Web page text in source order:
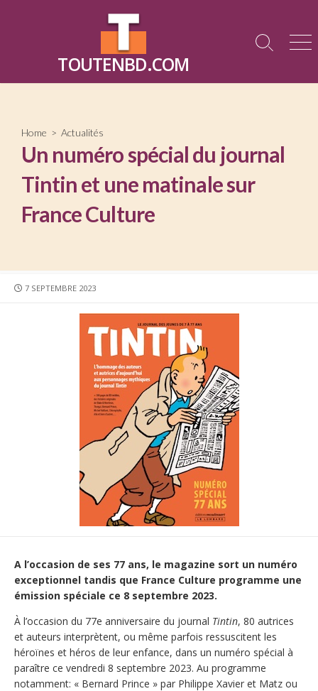
TOUTENBD.COM
Search
Home > Actualités
Un numéro spécial du journal
Tintin et une matinale sur
France Culture
PUBLISHED
7 SEPTEMBRE 2023
A l’occasion de ses 77 ans, le magazine sort un numéro
exceptionnel tandis que France Culture programme une
émission spéciale ce 8 septembre 2023.
À l’occasion du 77e anniversaire du journal Tintin, 80 autrices
et auteurs interprètent, ou même parfois ressuscitent les
héroïnes et héros de leur enfance, dans un numéro spécial à
paraître ce vendredi 8 septembre 2023. Au programme
notamment: « Bernard Prince » par Philippe Xavier et Matz ou